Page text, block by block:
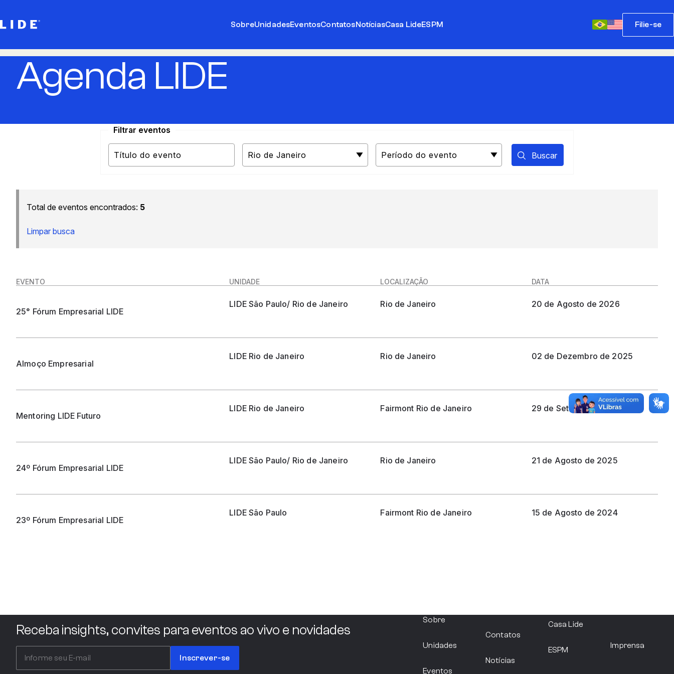
SobreUnidadesEventosContatosNotíciasCasa LideESPM Filie-se
Agenda LIDE
Filtrar eventos
Buscar
Total de eventos encontrados: 5
Limpar busca
EVENTO UNIDADE LOCALIZAÇÃO DATA
25° Fórum Empresarial LIDE
LIDE São Paulo/ Rio de Janeiro Rio de Janeiro 20 de agosto de 2026
Almoço Empresarial
LIDE Rio de Janeiro Rio de Janeiro 02 de dezembro de 2025
Mentoring LIDE Futuro
LIDE Rio de Janeiro Fairmont Rio de Janeiro 29 de setembrode 2025
24º Fórum Empresarial LIDE
LIDE São Paulo/ Rio de Janeiro Rio de Janeiro 21 de agosto de 2025
23º Fórum Empresarial LIDE
LIDE São Paulo Fairmont Rio de Janeiro 15 de agosto de 2024
Receba insights, convites para eventos ao vivo e novidades
Inscrever-se
Sobre
Unidades
Eventos
Contatos
Notícias
Casa Lide
ESPM Imprensa